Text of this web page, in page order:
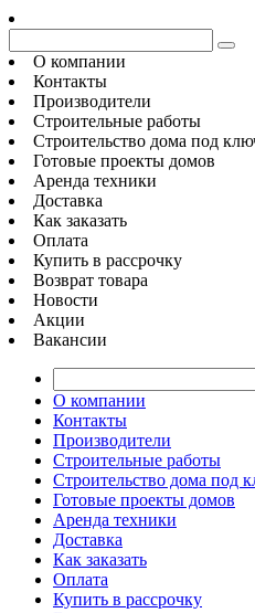
О компании
Контакты
Производители
Строительные работы
Строительство дома под
Готовые проекты домов
Аренда техники
Доставка
Как заказать
Оплата
Купить в рассрочку
Возврат товара
Новости
Акции
Вакансии
О компании
Контакты
Производители
Строительные работы
Строительство дома под
Готовые проекты домов
Аренда техники
Доставка
Как заказать
Оплата
Купить в рассрочку